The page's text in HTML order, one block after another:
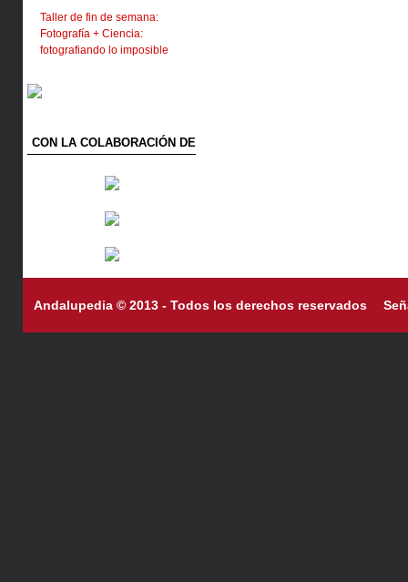
Taller de fin de semana:
Fotografía + Ciencia:
fotografiando lo imposible
CON LA COLABORACIÓN DE
Andalupedia © 2013 - Todos los derechos reservados